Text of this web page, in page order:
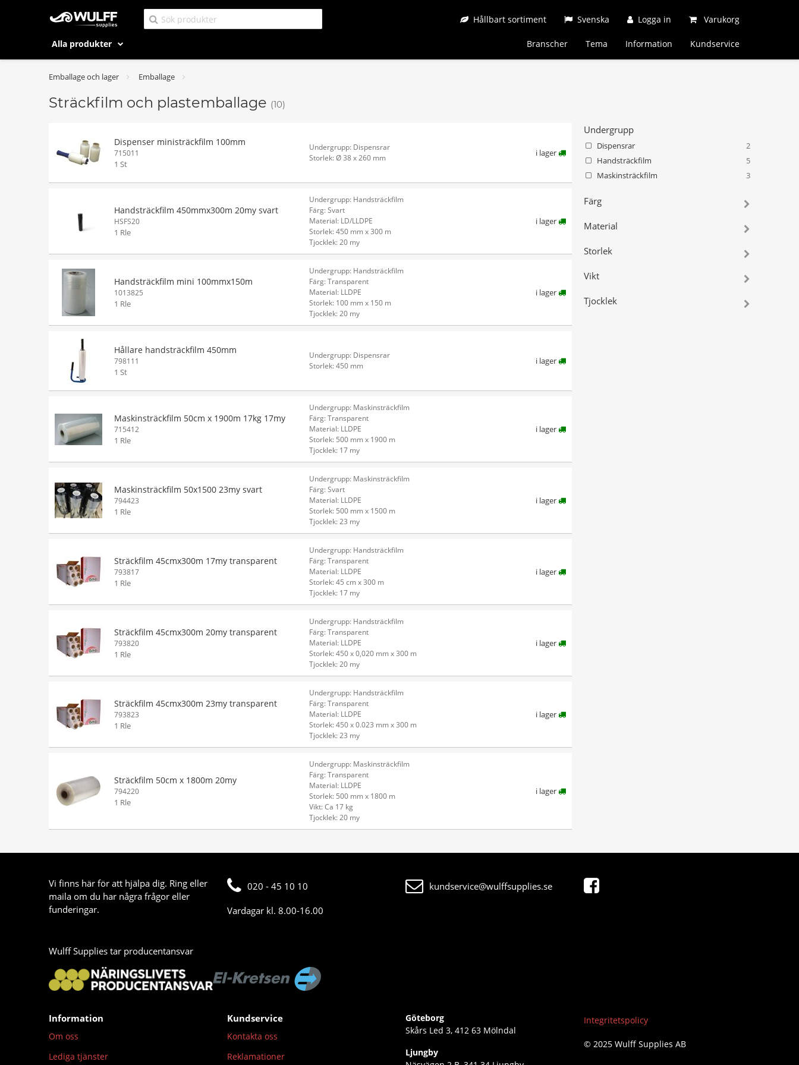
Hållbart sortiment Svenska Logga in Varukorg
Alla produkter Branscher Tema Information Kundservice
Emballage och lager Emballage
Sträckfilm och plastemballage (10)
Dispenser ministräckfilm 100mm
715011
1 St
Undergrupp: Dispensrar
Storlek: Ø 38 x 260 mm
i lager
Handsträckfilm 450mmx300m 20my svart
HSFS20
1 Rle
Undergrupp: Handsträckfilm
Färg: Svart
Material: LD/LLDPE
Storlek: 450 mm x 300 m
Tjocklek: 20 my
i lager
Handsträckfilm mini 100mmx150m
1013825
1 Rle
Undergrupp: Handsträckfilm
Färg: Transparent
Material: LLDPE
Storlek: 100 mm x 150 m
Tjocklek: 20 my
i lager
Hållare handsträckfilm 450mm
798111
1 St
Undergrupp: Dispensrar
Storlek: 450 mm
i lager
Maskinsträckfilm 50cm x 1900m 17kg 17my
715412
1 Rle
Undergrupp: Maskinsträckfilm
Färg: Transparent
Material: LLDPE
Storlek: 500 mm x 1900 m
Tjocklek: 17 my
i lager
Maskinsträckfilm 50x1500 23my svart
794423
1 Rle
Undergrupp: Maskinsträckfilm
Färg: Svart
Material: LLDPE
Storlek: 500 mm x 1500 m
Tjocklek: 23 my
i lager
Sträckfilm 45cmx300m 17my transparent
793817
1 Rle
Undergrupp: Handsträckfilm
Färg: Transparent
Material: LLDPE
Storlek: 45 cm x 300 m
Tjocklek: 17 my
i lager
Sträckfilm 45cmx300m 20my transparent
793820
1 Rle
Undergrupp: Handsträckfilm
Färg: Transparent
Material: LLDPE
Storlek: 450 x 0,020 mm x 300 m
Tjocklek: 20 my
i lager
Sträckfilm 45cmx300m 23my transparent
793823
1 Rle
Undergrupp: Handsträckfilm
Färg: Transparent
Material: LLDPE
Storlek: 450 x 0.023 mm x 300 m
Tjocklek: 23 my
i lager
Sträckfilm 50cm x 1800m 20my
794220
1 Rle
Undergrupp: Maskinsträckfilm
Färg: Transparent
Material: LLDPE
Storlek: 500 mm x 1800 m
Vikt: Ca 17 kg
Tjocklek: 20 my
i lager
Undergrupp
Dispensrar
2
Handsträckfilm
5
Maskinsträckfilm
3
Färg
Material
Storlek
Vikt
Tjocklek
Vi finns här för att hjälpa dig. Ring eller
maila om du har några frågor eller
funderingar.
020 - 45 10 10
Vardagar kl. 8.00-16.00
kundservice@wulffsupplies.se
Wulff Supplies tar producentansvar
Information
Om oss
Lediga tjänster
Kundservice
Kontakta oss
Reklamationer
Göteborg
Skårs Led 3, 412 63 Mölndal
Ljungby
Integritetspolicy
© 2025 Wulff Supplies AB